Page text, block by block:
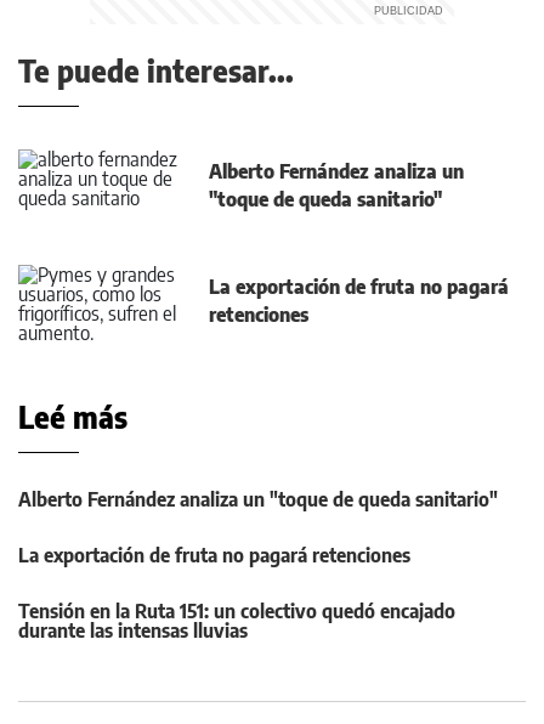
Te puede interesar...
Alberto Fernández analiza un
"toque de queda sanitario"
La exportación de fruta no pagará
retenciones
Leé más
Alberto Fernández analiza un "toque de queda sanitario"
La exportación de fruta no pagará retenciones
Tensión en la Ruta 151: un colectivo quedó encajado
durante las intensas lluvias